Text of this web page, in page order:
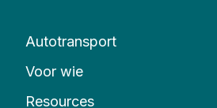
Autotransport
Voor wie
Resources